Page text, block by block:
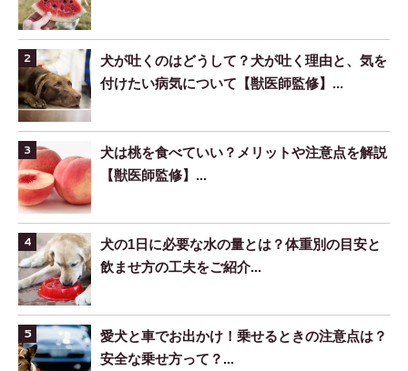
犬が吐くのはどうして？犬が吐く理由と、気を
付けたい病気について【獣医師監修】...
犬は桃を食べていい？メリットや注意点を解説
【獣医師監修】...
犬の1日に必要な水の量とは？体重別の目安と
飲ませ方の工夫をご紹介...
愛犬と車でお出かけ！乗せるときの注意点は？
安全な乗せ方って？...